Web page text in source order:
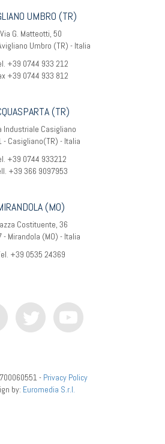
UMBRO (TR)
Via G. Matteotti, 50
Umbro (TR) - Italia
+39 0744 933 212
+39 0744 933 812
(TR)
Industriale Casigliano
- Casigliano(TR) - Italia
+39 0744 933212
+39 366 9097953
(MO)
Costituente, 36
- Mirandola (MO) - Italia
+39 0535 24369
- Privacy Policy
by: Euromedia S.r.l.